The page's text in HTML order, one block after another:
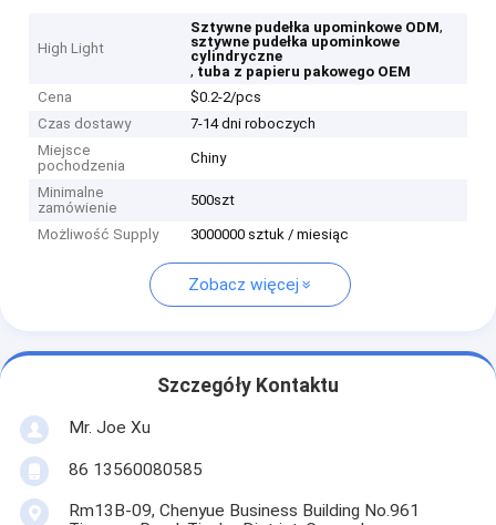
High Light
Sztywne pudełka upominkowe ODM,
sztywne pudełka upominkowe
cylindryczne
, tuba z papieru pakowego OEM
Cena
$0.2-2/pcs
Czas dostawy
7-14 dni roboczych
Miejsce
pochodzenia
Chiny
Minimalne
zamówienie
500szt
Możliwość Supply 3000000 sztuk / miesiąc
Zobacz więcej
Szczegóły Kontaktu
Mr. Joe Xu
86 13560080585
Rm13B-09, Chenyue Business Building No.961